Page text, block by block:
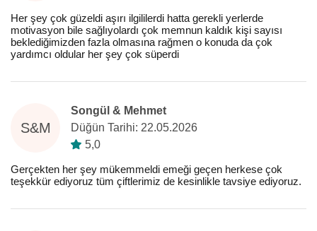
Her şey çok güzeldi aşırı ilgililerdi hatta gerekli yerlerde
motivasyon bile sağlıyolardı çok memnun kaldık kişi sayısı
beklediğimizden fazla olmasına rağmen o konuda da çok
yardımcı oldular her şey çok süperdi
S&M
Songül & Mehmet
Düğün Tarihi: 22.05.2026
5,0
Gerçekten her şey mükemmeldi emeği geçen herkese çok
teşekkür ediyoruz tüm çiftlerimiz de kesinlikle tavsiye ediyoruz.